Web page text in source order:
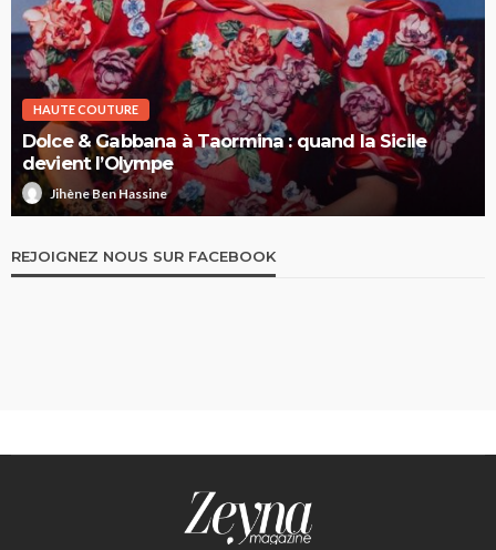
HAUTE COUTURE
Dolce & Gabbana à Taormina : quand la Sicile
devient l’Olympe
Jihène Ben Hassine
REJOIGNEZ NOUS SUR FACEBOOK